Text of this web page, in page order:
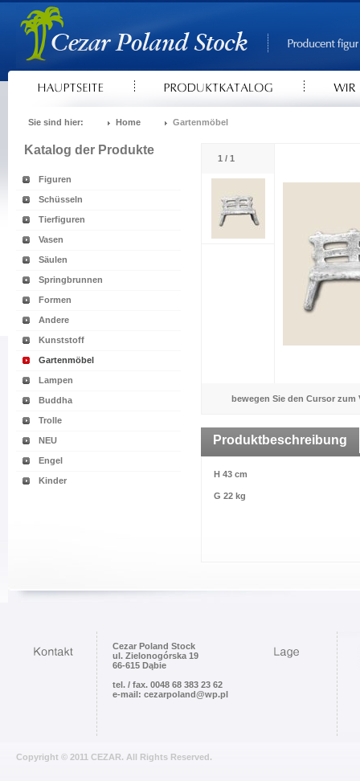
Sie sind hier: Home Gartenmöbel
Katalog der Produkte
Figuren
Schüsseln
Tierfiguren
Vasen
Säulen
Springbrunnen
Formen
Andere
Kunststoff
Gartenmöbel
Lampen
Buddha
Trolle
NEU
Engel
Kinder
1 / 1
bewegen Sie den Cursor zum
Produktbeschreibung
H 43 cm
G 22 kg
Cezar Poland Stock
ul. Zielonogórska 19
66-615 Dąbie
tel. / fax. 0048 68 383 23 62
e-mail: cezarpoland@wp.pl
Copyright © 2011 CEZAR. All Rights Reserved.